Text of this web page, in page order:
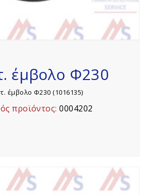
έμβολο Φ230
έμβολο Φ230 (1016135)
προϊόντος:0004202